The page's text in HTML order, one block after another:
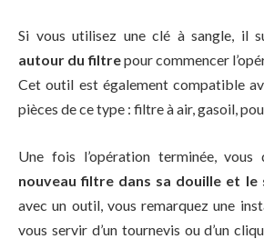
Si vous utilisez une clé à sangle, il
autour du filtrepour commencer
Cet outil est également compatible
pièces de ce type : filtre à air, gasoil,
Une fois l’opération terminée, vous
nouveau filtre dans sa douille et le
avec un outil, vous remarquez une
vous servir d’un tournevis ou d’un